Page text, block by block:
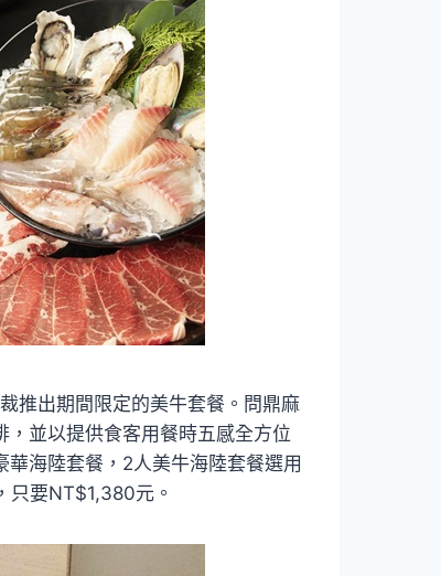
推出期間限定的美牛套餐。問鼎麻
並以提供食客用餐時五感全方位
海陸套餐，2人美牛海陸套餐選用
只要NT$1,380元。